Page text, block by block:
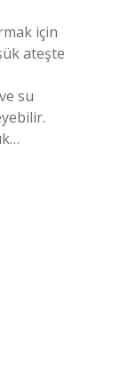
için
ateşte
su